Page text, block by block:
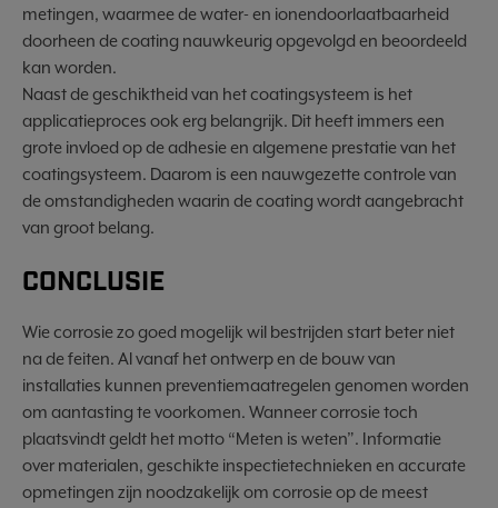
metingen, waarmee de water- en ionendoorlaatbaarheid
doorheen de coating nauwkeurig opgevolgd en beoordeeld
kan worden.
Naast de geschiktheid van het coatingsysteem is het
applicatieproces ook erg belangrijk. Dit heeft immers een
grote invloed op de adhesie en algemene prestatie van het
coatingsysteem. Daarom is een nauwgezette controle van
de omstandigheden waarin de coating wordt aangebracht
van groot belang.
CONCLUSIE
Wie corrosie zo goed mogelijk wil bestrijden start beter niet
na de feiten. Al vanaf het ontwerp en de bouw van
installaties kunnen preventiemaatregelen genomen worden
om aantasting te voorkomen. Wanneer corrosie toch
plaatsvindt geldt het motto “Meten is weten”. Informatie
over materialen, geschikte inspectietechnieken en accurate
opmetingen zijn noodzakelijk om corrosie op de meest